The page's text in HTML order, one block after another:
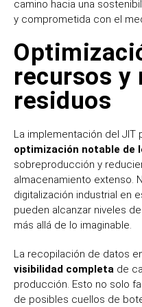
camino hacia una
y comprometida con el
recursos y
residuos
La implementación del JIT
optimización notable de
sobreproducción y
almacenamiento extenso.
digitalización industrial en
pueden alcanzar niveles
más allá de lo imaginable.
La recopilación de datos
visibilidad completa de
producción. Esto no solo
de posibles cuellos de